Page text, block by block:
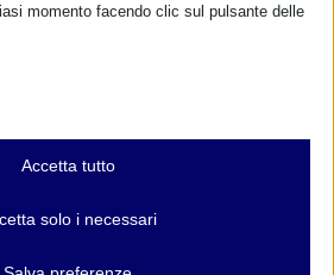
(PU)
momento facendo clic sul pulsante delle
abilitano le funzioni di base e sono
il consenso dell'utente secondo il GDPR.
Accetta tutto
solo i necessari